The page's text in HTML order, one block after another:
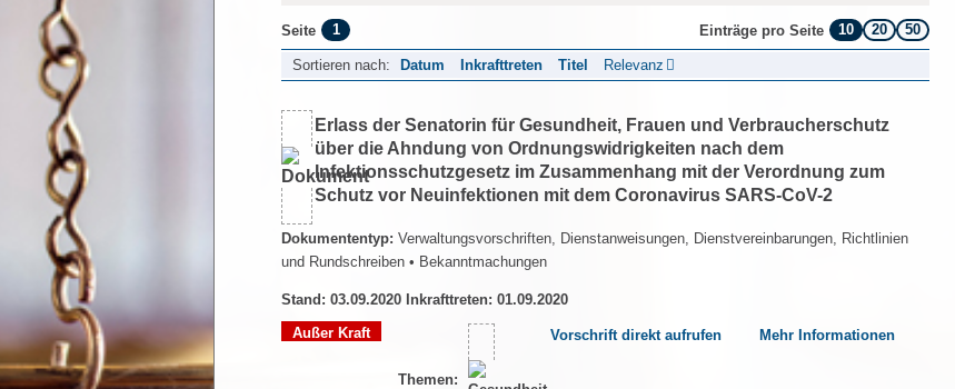
Seite 1 Einträge pro Seite 10 20 50
Sortieren nach: Datum Inkrafttreten Titel Relevanz
Erlass der Senatorin für Gesundheit, Frauen und Verbraucherschutz
über die Ahndung von Ordnungswidrigkeiten nach dem
Infektionsschutzgesetz im Zusammenhang mit der Verordnung zum
Schutz vor Neuinfektionen mit dem Coronavirus SARS-CoV-2
Dokumententyp: Verwaltungsvorschriften, Dienstanweisungen, Dienstvereinbarungen, Richtlinien
und Rundschreiben • Bekanntmachungen
Stand: 03.09.2020 Inkrafttreten: 01.09.2020
Außer Kraft
Themen:
Vorschrift direkt aufrufen Mehr Informationen